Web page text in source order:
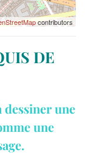
contributors
DE
une
une